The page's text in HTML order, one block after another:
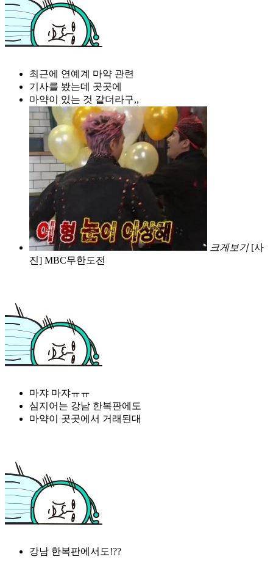
최근에 연예계 마약 관련
기사를 봤는데 곳곳에
마약이 있는 것 같더라구,,
크게보기 [사
진] MBC무한도전
마쟈 마쟈ㅠㅠ
심지어는 강남 한복판에도
마약이 곳곳에서 거래된대
강남 한복판에서도!??